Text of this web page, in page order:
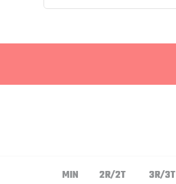
MIN 2R/2T 3R/3T